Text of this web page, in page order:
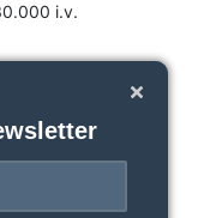
i.v.